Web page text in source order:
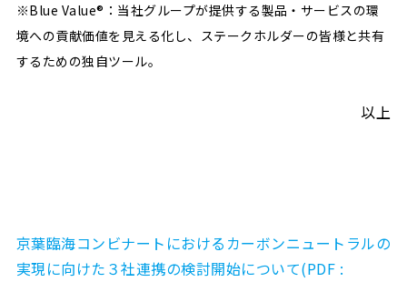
※Blue Value®：当社グループが提供する製品・サービスの環
境への貢献価値を見える化し、ステークホルダーの皆様と共有
するための独自ツール。
以上
京葉臨海コンビナートにおけるカーボンニュートラルの
実現に向けた３社連携の検討開始について(PDF :